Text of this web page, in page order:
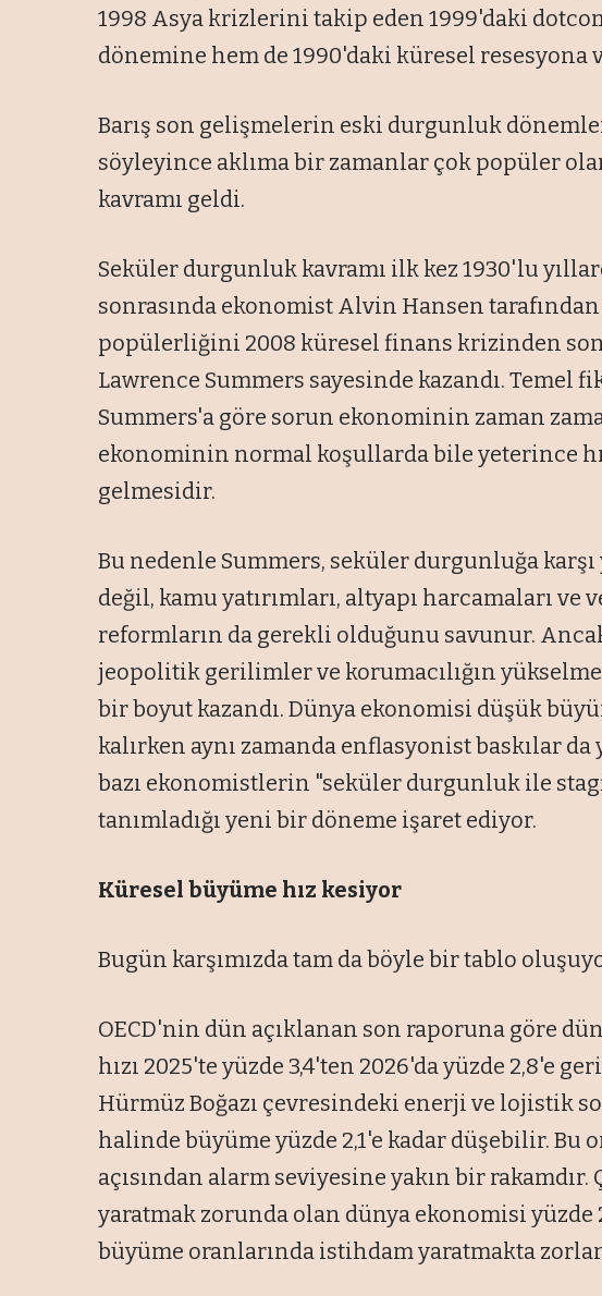
1998 Asya krizlerini takip eden 1999'daki
dönemine hem de 1990'daki küresel resesyona
Barış son gelişmelerin eski durgunluk
söyleyince aklıma bir zamanlar çok popüler
kavramı geldi.
Seküler durgunluk kavramı ilk kez 1930'lu
sonrasında ekonomist Alvin Hansen tarafından
popülerliğini 2008 küresel finans krizinden
Lawrence Summers sayesinde kazandı. Temel
Summers'a göre sorun ekonominin zaman
ekonominin normal koşullarda bile yeterince
gelmesidir.
Bu nedenle Summers, seküler durgunluğa
değil, kamu yatırımları, altyapı harcamaları
reformların da gerekli olduğunu savunur.
jeopolitik gerilimler ve korumacılığın
bir boyut kazandı. Dünya ekonomisi düşük
kalırken aynı zamanda enflasyonist baskılar
bazı ekonomistlerin "seküler durgunluk ile
tanımladığı yeni bir döneme işaret ediyor.
Küresel büyüme hız kesiyor
Bugün karşımızda tam da böyle bir tablo
OECD'nin dün açıklanan son raporuna göre
hızı 2025'te yüzde 3,4'ten 2026'da yüzde 2,8'e
Hürmüz Boğazı çevresindeki enerji ve lojistik
halinde büyüme yüzde 2,1'e kadar düşebilir. Bu
açısından alarm seviyesine yakın bir
yaratmak zorunda olan dünya ekonomisi
büyüme oranlarında istihdam yaratmakta